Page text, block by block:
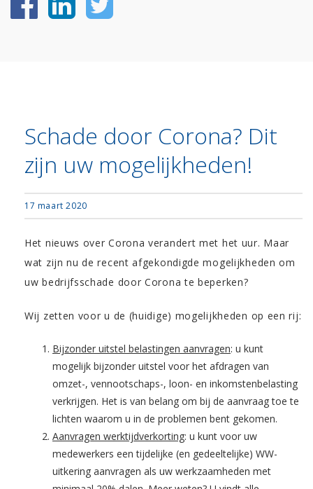
Schade door Corona? Dit
zijn uw mogelijkheden!
17 maart 2020
Het nieuws over Corona verandert met het uur. Maar
wat zijn nu de recent afgekondigde mogelijkheden om
uw bedrijfsschade door Corona te beperken?
Wij zetten voor u de (huidige) mogelijkheden op een rij:
Bijzonder uitstel belastingen aanvragen: u kunt
mogelijk bijzonder uitstel voor het afdragen van
omzet-, vennootschaps-, loon- en inkomstenbelasting
verkrijgen. Het is van belang om bij de aanvraag toe te
lichten waarom u in de problemen bent gekomen.
Aanvragen werktijdverkorting: u kunt voor uw
medewerkers een tijdelijke (en gedeeltelijke) WW-
uitkering aanvragen als uw werkzaamheden met